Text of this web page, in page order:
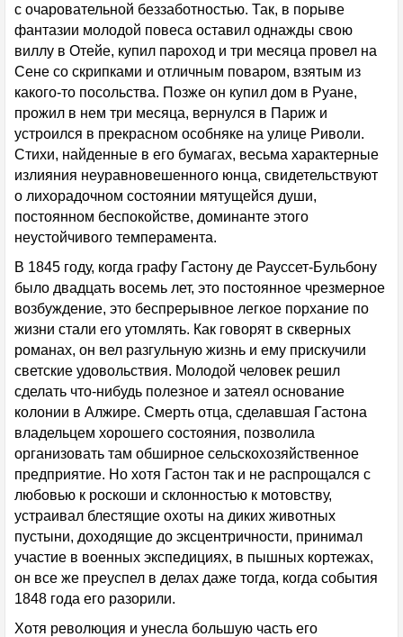
с очаровательной беззаботностью. Так, в порыве
фантазии молодой повеса оставил однажды свою
виллу в Отейе, купил пароход и три месяца провел на
Сене со скрипками и отличным поваром, взятым из
какого-то посольства. Позже он купил дом в Руане,
прожил в нем три месяца, вернулся в Париж и
устроился в прекрасном особняке на улице Риволи.
Стихи, найденные в его бумагах, весьма характерные
излияния неуравновешенного юнца, свидетельствуют
о лихорадочном состоянии мятущейся души,
постоянном беспокойстве, доминанте этого
неустойчивого темперамента.
В 1845 году, когда графу Гастону де Рауссет-Бульбону
было двадцать восемь лет, это постоянное чрезмерное
возбуждение, это беспрерывное легкое порхание по
жизни стали его утомлять. Как говорят в скверных
романах, он вел разгульную жизнь и ему прискучили
светские удовольствия. Молодой человек решил
сделать что-нибудь полезное и затеял основание
колонии в Алжире. Смерть отца, сделавшая Гастона
владельцем хорошего состояния, позволила
организовать там обширное сельскохозяйственное
предприятие. Но хотя Гастон так и не распрощался с
любовью к роскоши и склонностью к мотовству,
устраивал блестящие охоты на диких животных
пустыни, доходящие до эксцентричности, принимал
участие в военных экспедициях, в пышных кортежах,
он все же преуспел в делах даже тогда, когда события
1848 года его разорили.
Хотя революция и унесла большую часть его